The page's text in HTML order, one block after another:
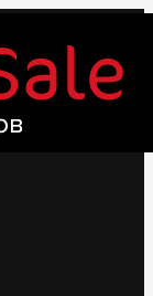
отдых на
туров.
Тур Сейл